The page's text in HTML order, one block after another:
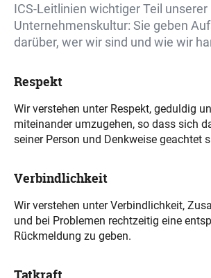
ICS-Leitlinien wichtiger Teil unserer
Unternehmenskultur: Sie geben
darüber, wer wir sind und wie wir
Respekt
Wir verstehen unter Respekt, geduldig
miteinander umzugehen, so dass sich
seiner Person und Denkweise geachtet
Verbindlichkeit
Wir verstehen unter Verbindlichkeit,
und bei Problemen rechtzeitig eine
Rückmeldung zu geben.